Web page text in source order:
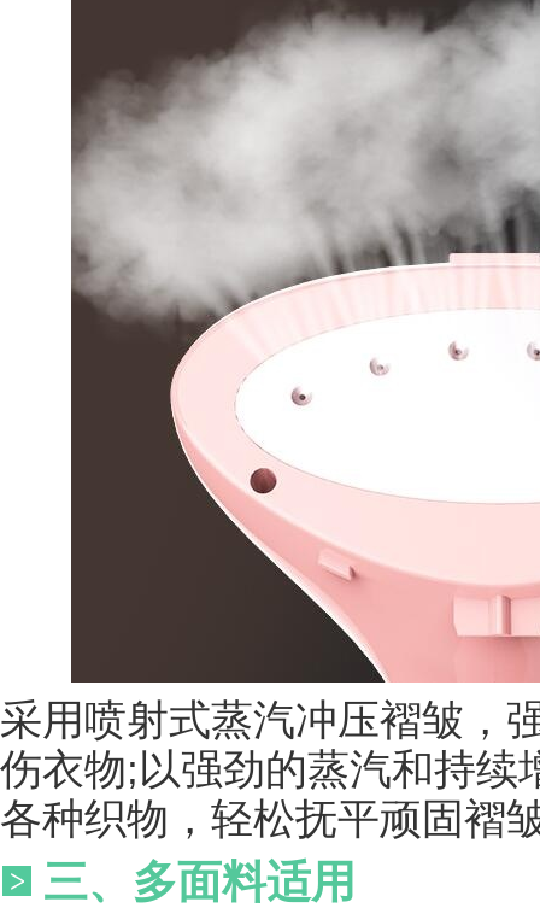
采用喷射式蒸汽冲压褶皱，
伤衣物;以强劲的蒸汽和持续
各种织物，轻松抚平顽固褶
三、多面料适用